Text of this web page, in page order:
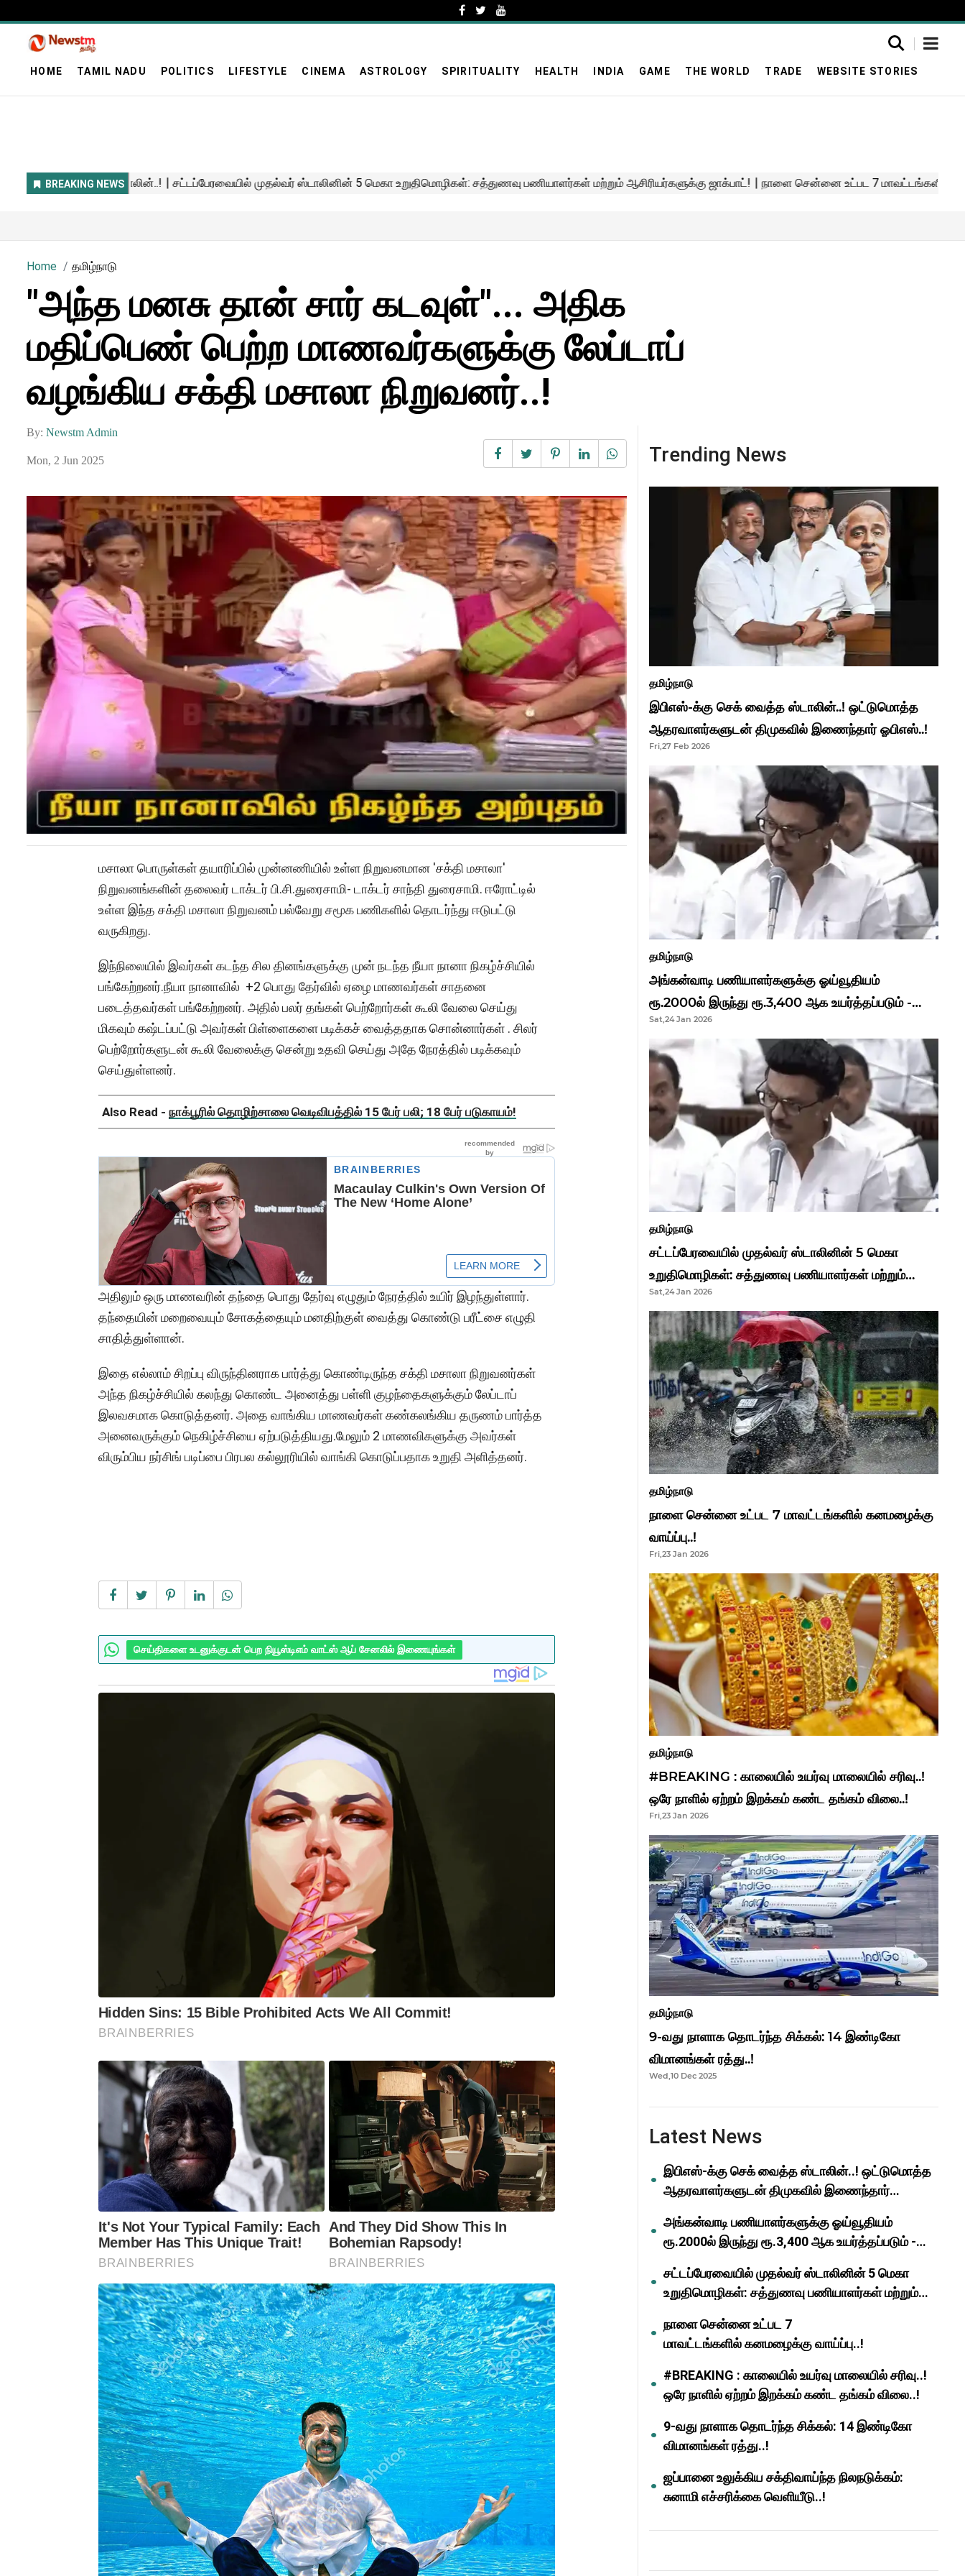
HOME TAMIL NADU POLITICS LIFESTYLE CINEMA ASTROLOGY SPIRITUALITY HEALTH INDIA GAME THE WORLD TRADE WEBSITE STORIES
Home தமிழ்நாடு
"அந்த மனசு தான் சார் கடவுள்"... அதிக
மதிப்பெண் பெற்ற மாணவர்களுக்கு லேப்டாப்
வழங்கிய சக்தி மசாலா நிறுவனர்..!
By: Newstm Admin
Mon, 2 Jun 2025
மசாலா பொருள்கள் தயாரிப்பில் முன்னணியில் உள்ள நிறுவனமான 'சக்தி மசாலா'
நிறுவனங்களின் தலைவர் டாக்டர் பி.சி.துரைசாமி- டாக்டர் சாந்தி துரைசாமி. ஈரோட்டில்
உள்ள இந்த சக்தி மசாலா நிறுவனம் பல்வேறு சமூக பணிகளில் தொடர்ந்து ஈடுபட்டு
வருகிறது.
இந்நிலையில் இவர்கள் கடந்த சில தினங்களுக்கு முன் நடந்த நீயா நானா நிகழ்ச்சியில்
பங்கேற்றனர்.நீயா நானாவில் +2 பொது தேர்வில் ஏழை மாணவர்கள் சாதனை
படைத்தவர்கள் பங்கேற்றனர். அதில் பலர் தங்கள் பெற்றோர்கள் கூலி வேலை செய்து
மிகவும் கஷ்டப்பட்டு அவர்கள் பிள்ளைகளை படிக்கச் வைத்ததாக சொன்னார்கள் . சிலர்
பெற்றோர்களுடன் கூலி வேலைக்கு சென்று உதவி செய்து அதே நேரத்தில் படிக்கவும்
செய்துள்ளனர்.
Also Read - நாக்பூரில் தொழிற்சாலை வெடிவிபத்தில் 15 பேர் பலி; 18 பேர் படுகாயம்!
அதிலும் ஒரு மாணவரின் தந்தை பொது தேர்வு எழுதும் நேரத்தில் உயிர் இழந்துள்ளார்.
தந்தையின் மறைவையும் சோகத்தையும் மனதிற்குள் வைத்து கொண்டு பரீட்சை எழுதி
சாதித்துள்ளான்.
இதை எல்லாம் சிறப்பு விருந்தினராக பார்த்து கொண்டிருந்த சக்தி மசாலா நிறுவனர்கள்
அந்த நிகழ்ச்சியில் கலந்து கொண்ட அனைத்து பள்ளி குழந்தைகளுக்கும் லேப்டாப்
இலவசமாக கொடுத்தனர். அதை வாங்கிய மாணவர்கள் கண்கலங்கிய தருணம் பார்த்த
அனைவருக்கும் நெகிழ்ச்சியை ஏற்படுத்தியது.மேலும் 2 மாணவிகளுக்கு அவர்கள்
விரும்பிய நர்சிங் படிப்பை பிரபல கல்லூரியில் வாங்கி கொடுப்பதாக உறுதி அளித்தனர்.
செய்திகளை உடனுக்குடன் பெற நியூஸ்டிஎம் வாட்ஸ் ஆப் சேனலில் இணையுங்கள்
Trending News
தமிழ்நாடு
இபிஎஸ்-க்கு செக் வைத்த ஸ்டாலின்..! ஒட்டுமொத்த
ஆதரவாளர்களுடன் திமுகவில் இணைந்தார் ஓபிஎஸ்..!
Fri,27 Feb 2026
தமிழ்நாடு
அங்கன்வாடி பணியாளர்களுக்கு ஓய்வூதியம்
ரூ.2000ல் இருந்து ரூ.3,400 ஆக உயர்த்தப்படும் -
முதல்வர் மு.க.ஸ்டாலின்..!
Sat,24 Jan 2026
தமிழ்நாடு
சட்டப்பேரவையில் முதல்வர் ஸ்டாலினின் 5 மெகா
உறுதிமொழிகள்: சத்துணவு பணியாளர்கள் மற்றும்
ஆசிரியர்களுக்கு ஜாக்பாட்!
Sat,24 Jan 2026
தமிழ்நாடு
நாளை சென்னை உட்பட 7 மாவட்டங்களில் கனமழைக்கு
வாய்ப்பு..!
Fri,23 Jan 2026
தமிழ்நாடு
#BREAKING : காலையில் உயர்வு மாலையில் சரிவு..!
ஒரே நாளில் ஏற்றம் இறக்கம் கண்ட தங்கம் விலை..!
Fri,23 Jan 2026
தமிழ்நாடு
9-வது நாளாக தொடர்ந்த சிக்கல்: 14 இண்டிகோ
விமானங்கள் ரத்து..!
Wed,10 Dec 2025
Latest News
இபிஎஸ்-க்கு செக் வைத்த ஸ்டாலின்..! ஒட்டுமொத்த
ஆதரவாளர்களுடன் திமுகவில் இணைந்தார்
அங்கன்வாடி பணியாளர்களுக்கு ஓய்வூதியம்
ரூ.2000ல் இருந்து ரூ.3,400 ஆக உயர்த்தப்படும் -
சட்டப்பேரவையில் முதல்வர் ஸ்டாலினின் 5 மெகா
உறுதிமொழிகள்: சத்துணவு பணியாளர்கள் மற்றும்
நாளை சென்னை உட்பட 7
மாவட்டங்களில் கனமழைக்கு வாய்ப்பு..!
#BREAKING : காலையில் உயர்வு மாலையில் சரிவு..!
ஒரே நாளில் ஏற்றம் இறக்கம் கண்ட தங்கம் விலை..!
9-வது நாளாக தொடர்ந்த சிக்கல்: 14 இண்டிகோ
விமானங்கள் ரத்து..!
ஜப்பானை உலுக்கிய சக்திவாய்ந்த நிலநடுக்கம்:
சுனாமி எச்சரிக்கை வெளியீடு..!